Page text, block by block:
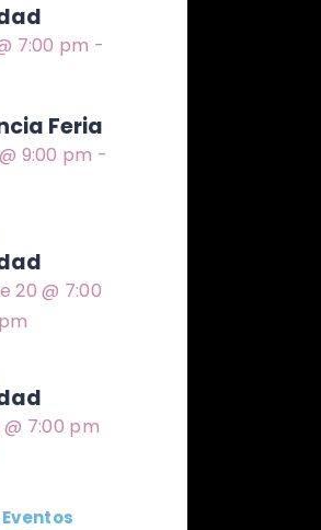
7:00 pm -
Feria
9:00 pm -
20 @ 7:00
7:00 pm